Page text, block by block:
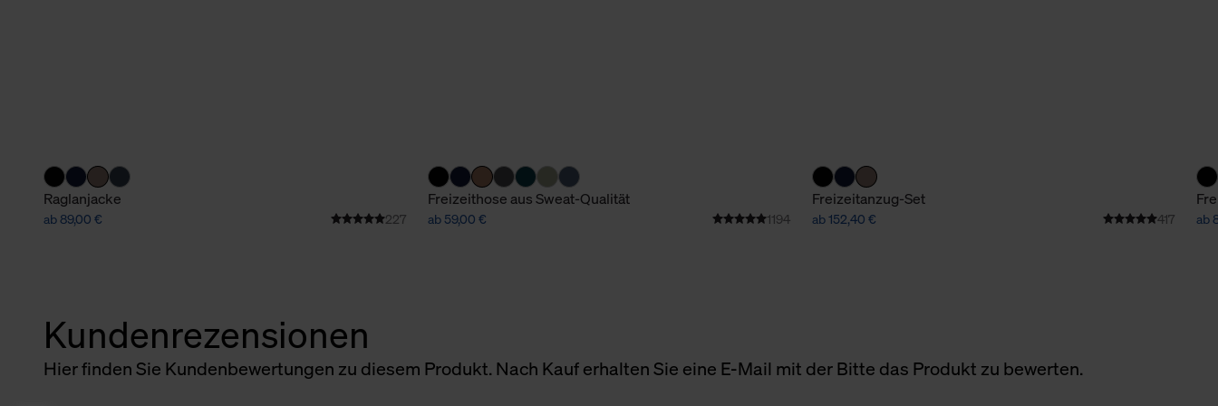
Raglanjacke
ab 89,00 € 227
Freizeithose aus Sweat-Qualität
ab 59,00 € 1194
Freizeitanzug-Set
ab 152,40 € 417 ab
Kundenrezensionen
Hier finden Sie Kundenbewertungen zu diesem Produkt. Nach Kauf erhalten Sie eine E-Mail mit der Bitte das Produkt zu bewerten.